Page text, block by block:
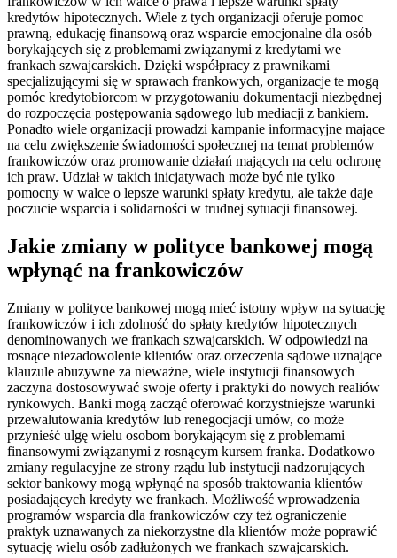
kredytów hipotecznych. Wiele z tych organizacji oferuje pomoc
prawną, edukację finansową oraz wsparcie emocjonalne dla osób
borykających się z problemami związanymi z kredytami we
frankach szwajcarskich. Dzięki współpracy z prawnikami
specjalizującymi się w sprawach frankowych, organizacje te mogą
pomóc kredytobiorcom w przygotowaniu dokumentacji niezbędnej
do rozpoczęcia postępowania sądowego lub mediacji z bankiem.
Ponadto wiele organizacji prowadzi kampanie informacyjne mające
na celu zwiększenie świadomości społecznej na temat problemów
frankowiczów oraz promowanie działań mających na celu ochronę
ich praw. Udział w takich inicjatywach może być nie tylko
pomocny w walce o lepsze warunki spłaty kredytu, ale także daje
poczucie wsparcia i solidarności w trudnej sytuacji finansowej.
Jakie zmiany w polityce bankowej mogą
wpłynąć na frankowiczów
Zmiany w polityce bankowej mogą mieć istotny wpływ na sytuację
frankowiczów i ich zdolność do spłaty kredytów hipotecznych
denominowanych we frankach szwajcarskich. W odpowiedzi na
rosnące niezadowolenie klientów oraz orzeczenia sądowe uznające
klauzule abuzywne za nieważne, wiele instytucji finansowych
zaczyna dostosowywać swoje oferty i praktyki do nowych realiów
rynkowych. Banki mogą zacząć oferować korzystniejsze warunki
przewalutowania kredytów lub renegocjacji umów, co może
przynieść ulgę wielu osobom borykającym się z problemami
finansowymi związanymi z rosnącym kursem franka. Dodatkowo
zmiany regulacyjne ze strony rządu lub instytucji nadzorujących
sektor bankowy mogą wpłynąć na sposób traktowania klientów
posiadających kredyty we frankach. Możliwość wprowadzenia
programów wsparcia dla frankowiczów czy też ograniczenie
praktyk uznawanych za niekorzystne dla klientów może poprawić
sytuację wielu osób zadłużonych we frankach szwajcarskich.